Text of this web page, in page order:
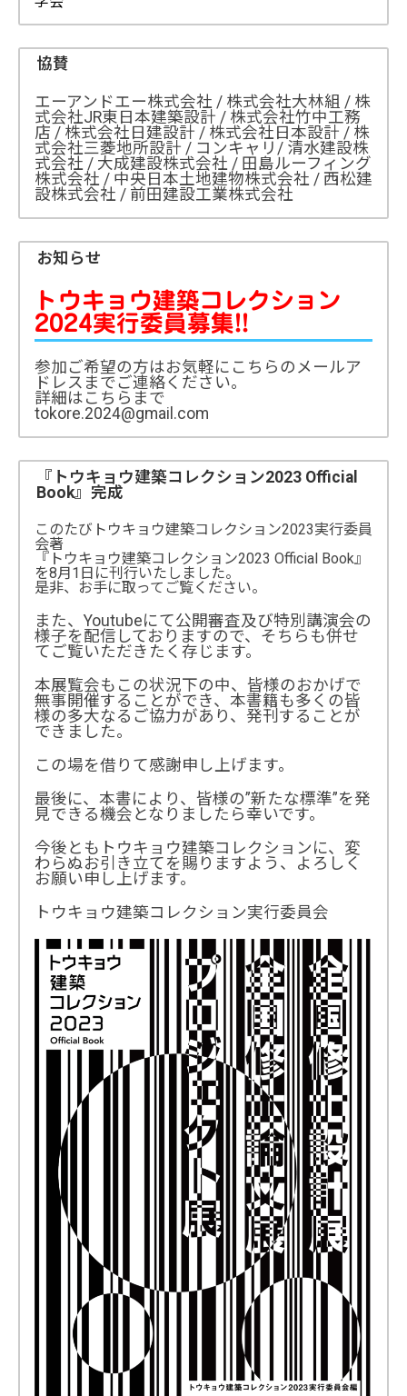
協賛
エーアンドエー株式会社 / 株式会社大林組 / 株
式会社JR東日本建築設計 / 株式会社竹中工務
店 / 株式会社日建設計 / 株式会社日本設計 / 株
式会社三菱地所設計 / コンキャリ/ 清水建設株
式会社 / 大成建設株式会社 / 田島ルーフィング
株式会社 / 中央日本土地建物株式会社 / 西松建
設株式会社 / 前田建設工業株式会社
お知らせ
トウキョウ建築コレクション
2024実行委員募集!!
参加ご希望の方はお気軽にこちらのメールア
ドレスまでご連絡ください。
詳細はこちらまで
tokore.2024@gmail.com
『トウキョウ建築コレクション2023 Official
Book』完成
このたびトウキョウ建築コレクション2023実行委員
会著
『トウキョウ建築コレクション2023 Official Book』
を8月1日に刊行いたしました。
是非、お手に取ってご覧ください。
また、Youtubeにて公開審査及び特別講演会の
様子を配信しておりますので、そちらも併せ
てご覧いただきたく存じます。
本展覧会もこの状況下の中、皆様のおかげで
無事開催することができ、本書籍も多くの皆
様の多大なるご協力があり、発刊することが
できました。
この場を借りて感謝申し上げます。
最後に、本書により、皆様の”新たな標準”を発
見できる機会となりましたら幸いです。
今後ともトウキョウ建築コレクションに、変
わらぬお引き立てを賜りますよう、よろしく
お願い申し上げます。
トウキョウ建築コレクション実行委員会